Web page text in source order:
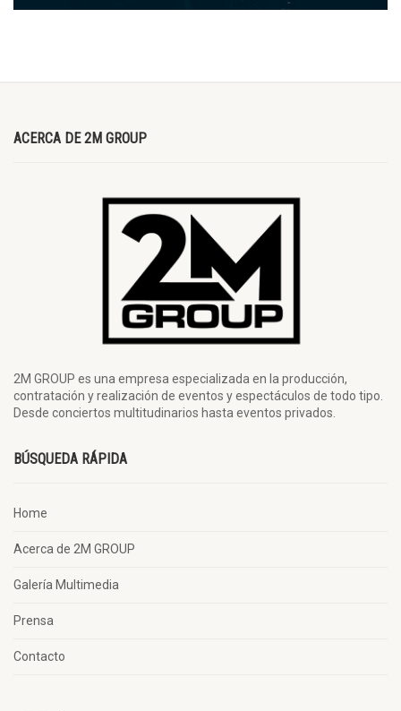
ACERCA DE 2M GROUP
2M GROUP es una empresa especializada en la producción,
contratación y realización de eventos y espectáculos de todo tipo.
Desde conciertos multitudinarios hasta eventos privados.
BÚSQUEDA RÁPIDA
Home
Acerca de 2M GROUP
Galería Multimedia
Prensa
Contacto